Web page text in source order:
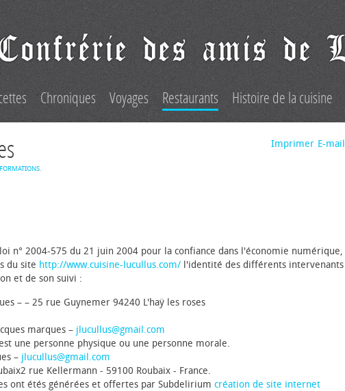
Chroniques Voyages Restaurants Histoire de la cuisine
E-mail
Imprimer
.
n° 2004-575 du 21 juin 2004 pour la confiance dans l'économie numérique,
du site http://www.cuisine-lucullus.com/ l'identité des différents intervenants
et de son suivi :
– – 25 rue Guynemer 94240 L'haÿ les roses
marques – jlucullus@gmail.com
une personne physique ou une personne morale.
– jlucullus@gmail.com
rue Kellermann - 59100 Roubaix - France.
ont étés générées et offertes par Subdelirium création de site internet